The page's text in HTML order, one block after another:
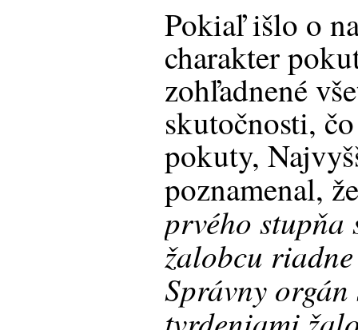
Pokiaľ išlo o
charakter
zohľadnené
skutočnosti,
pokuty,
poznamenal,
prvého stupňa
žalobcu
Správny